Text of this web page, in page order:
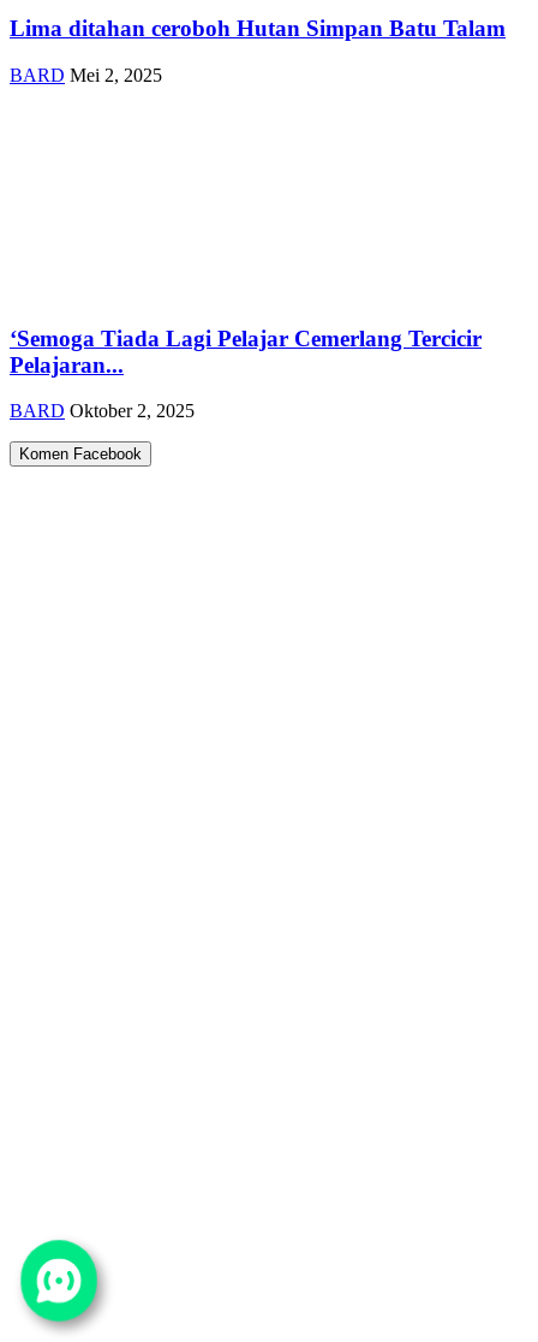
Lima ditahan ceroboh Hutan Simpan Batu Talam
BARD Mei 2, 2025
‘Semoga Tiada Lagi Pelajar Cemerlang Tercicir
Pelajaran...
BARD Oktober 2, 2025
Komen Facebook